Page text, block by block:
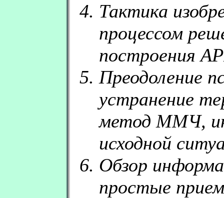
Тактика
процессом
построения
Преодоление
устранение
метод ММЧ,
исходной
Обзор
простые